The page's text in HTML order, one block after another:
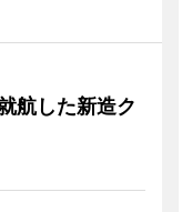
航した新造ク